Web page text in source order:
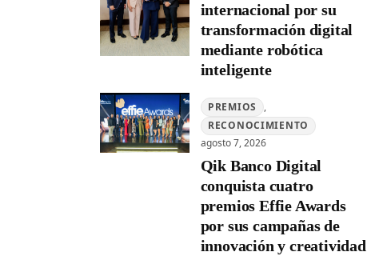
internacional por su
transformación digital
mediante robótica
inteligente
PREMIOS
,
RECONOCIMIENTO
agosto 7, 2026
Qik Banco Digital
conquista cuatro
premios Effie Awards
por sus campañas de
innovación y creatividad